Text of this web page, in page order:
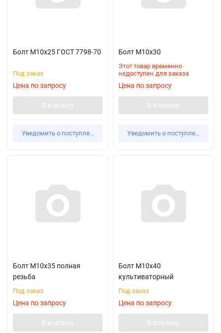
Болт М10х25 ГОСТ 7798-70
Под заказ
Цена по запросу
В корзину
Уведомить о поступлении
Болт М10х30
Этот товар временно
недоступен для заказа
Цена по запросу
В корзину
Уведомить о поступлении
Болт М10х35 полная
резьба
Под заказ
Цена по запросу
В корзину
Болт М10х40
культиваторный
Под заказ
Цена по запросу
В корзину